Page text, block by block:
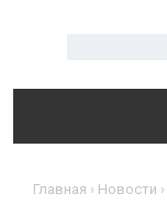
Главная › Новости ›